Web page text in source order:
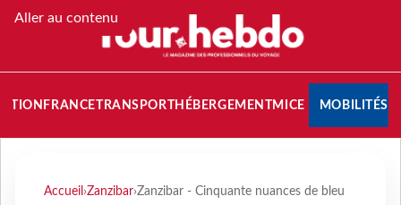
Aller au contenu
FRANCETRANSPORT HÉBERGEMENTMICE MOBILITÉS
Accueil ›Zanzibar›Zanzibar - Cinquante nuances de bleu